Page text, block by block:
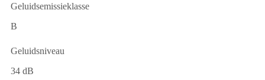
Geluidsemissieklasse
B
Geluidsniveau
34 dB